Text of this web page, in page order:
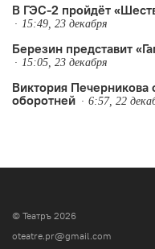
В ГЭС-2 пройдёт
15:49, 23 декабря
Березин представит
15:05, 23 декабря
Виктория Печерникова
оборотней
6:57, 22
© Театръ 2026
oteatre.pr@gmail.com